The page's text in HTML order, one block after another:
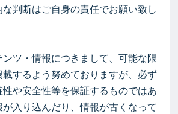
判断はご自身の責任でお願い致し
ツ・情報につきまして、可能な限
載するよう努めておりますが、必ず
性や安全性等を保証するものではあ
入り込んだり、情報が古くなって